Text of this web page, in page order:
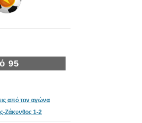
95
από τον αγώνα
Ζάκυνθος 1-2